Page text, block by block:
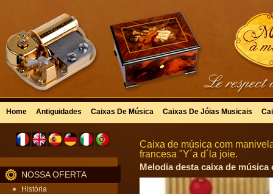
Home Antiguidades Caixas De Música Caixas De Jóias Musicais
NOSSA OFERTA
História
Caixa de música com
francesa "Y´a d´la joie.
Melodia desta caixa de música